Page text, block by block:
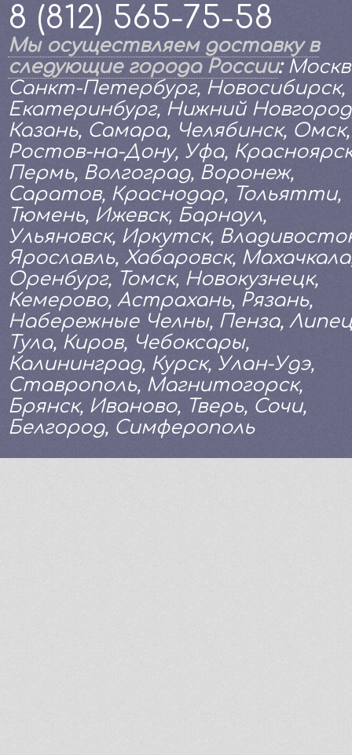
8 (812) 565-75-58
Мы осуществляем доставку в
следующие города России:
Санкт-Петербург, Новосибирск,
Екатеринбург, Нижний
Казань, Самара, Челябинск, Омск,
Ростов-на-Дону, Уфа,
Пермь, Волгоград, Воронеж,
Саратов, Краснодар, Тольятти,
Тюмень, Ижевск, Барнаул,
Ульяновск, Иркутск,
Ярославль, Хабаровск,
Оренбург, Томск, Новокузнецк,
Кемерово, Астрахань, Рязань,
Набережные Челны, Пенза,
Тула, Киров, Чебоксары,
Калининград, Курск, Улан-Удэ,
Ставрополь, Магнитогорск,
Брянск, Иваново, Тверь, Сочи,
Белгород, Симферополь